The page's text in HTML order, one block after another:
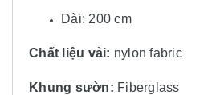
Dài: 200 cm
Chất liệu vải: nylon fabric
Khung sườn: Fiberglass